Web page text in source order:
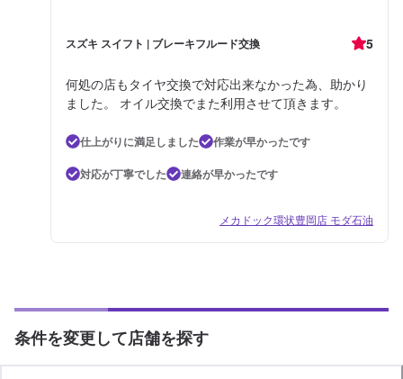
スズキ スイフト | ブレーキフルード交換 5
何処の店もタイヤ交換で対応出来なかった為、助かり
ました。 オイル交換でまた利用させて頂きます。
仕上がりに満足しました
作業が早かったです
対応が丁寧でした
連絡が早かったです
メカドック環状豊岡店 モダ石油
条件を変更して店舗を探す